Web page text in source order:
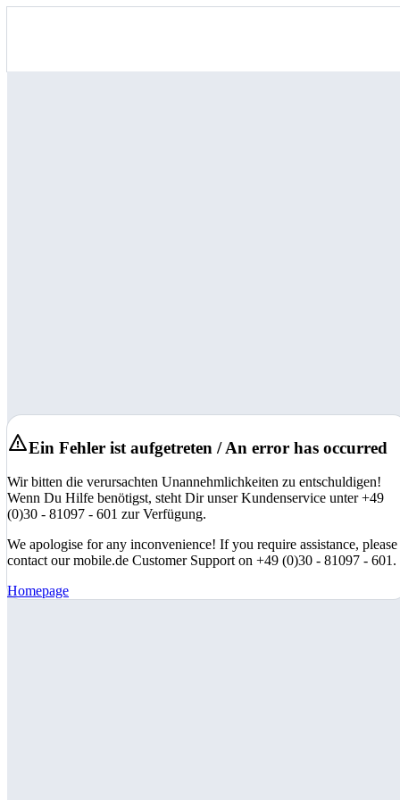
Ein Fehler ist aufgetreten / An error has occurred
Wir bitten die verursachten Unannehmlichkeiten zu entschuldigen!
Wenn Du Hilfe benötigst, steht Dir unser Kundenservice unter +49
(0)30 - 81097 - 601 zur Verfügung.
We apologise for any inconvenience! If you require assistance, please
contact our mobile.de Customer Support on +49 (0)30 - 81097 - 601.
Homepage